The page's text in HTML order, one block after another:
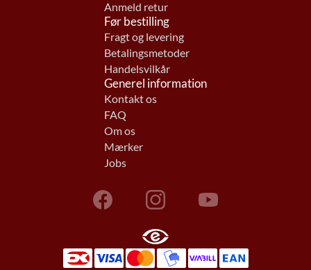
Anmeld retur
Før bestilling
Fragt og levering
Betalingsmetoder
Handelsvilkår
Generel information
Kontakt os
FAQ
Om os
Mærker
Jobs